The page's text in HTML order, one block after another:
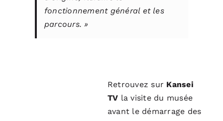
fonctionnement général et les
parcours. »
Retrouvez sur Kansei
TV la visite du musée
avant le démarrage des